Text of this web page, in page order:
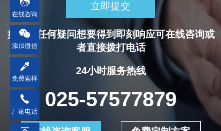
立即提交
如您有任何疑问想要得到即刻响应可在线咨询或
者直接拨打电话
24小时服务热线
025-57577879
在线咨询
添加微信
免费索样
厂家电话